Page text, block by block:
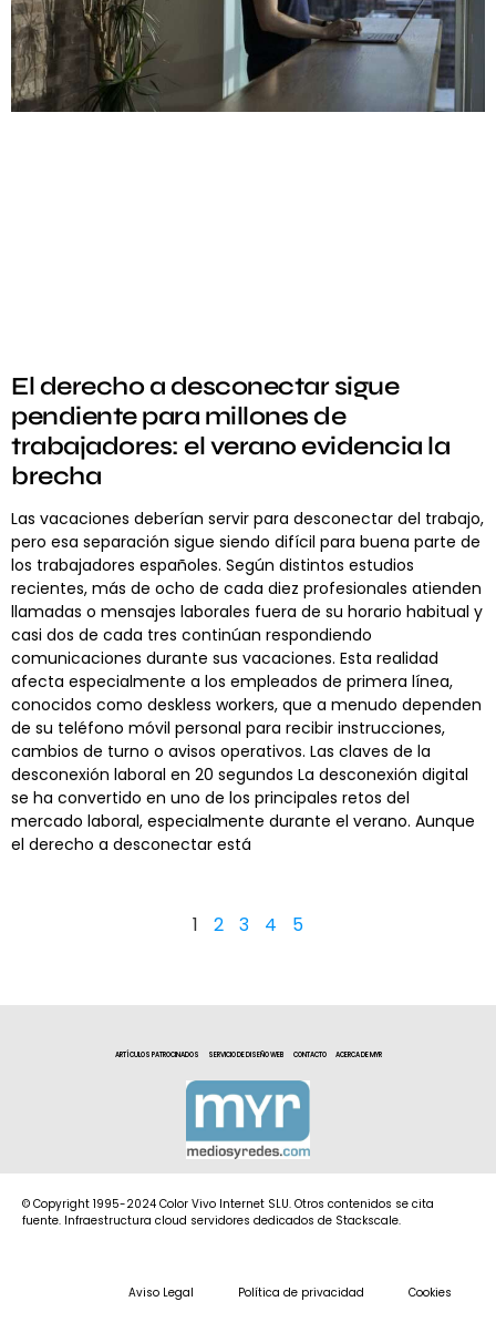
El derecho a desconectar sigue
pendiente para millones de
trabajadores: el verano evidencia la
brecha
Las vacaciones deberían servir para desconectar del trabajo,
pero esa separación sigue siendo difícil para buena parte de
los trabajadores españoles. Según distintos estudios
recientes, más de ocho de cada diez profesionales atienden
llamadas o mensajes laborales fuera de su horario habitual y
casi dos de cada tres continúan respondiendo
comunicaciones durante sus vacaciones. Esta realidad
afecta especialmente a los empleados de primera línea,
conocidos como deskless workers, que a menudo dependen
de su teléfono móvil personal para recibir instrucciones,
cambios de turno o avisos operativos. Las claves de la
desconexión laboral en 20 segundos La desconexión digital
se ha convertido en uno de los principales retos del
mercado laboral, especialmente durante el verano. Aunque
el derecho a desconectar está
1 2 3 4 5
ARTÍCULOS PATROCINADOS SERVICIO DE DISEÑO WEB CONTACTO ACERCA DE MYR
© Copyright 1995-2024 Color Vivo Internet SLU. Otros contenidos se cita
fuente. Infraestructura cloud servidores dedicados de Stackscale.
Aviso Legal Política de privacidad Cookies